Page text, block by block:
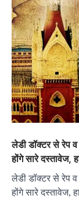
लेडी डॉक्टर से रेप
होंगे सारे दस्तावेज,
लेडी डॉक्टर से रेप व
होंगे सारे दस्तावेज,